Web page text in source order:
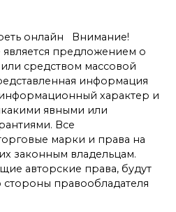
онлайн Внимание!
предложением о
средством массовой
информация
характер и
явными или
Все
марки и права на
законным владельцам.
авторские права, будут
правообладателя